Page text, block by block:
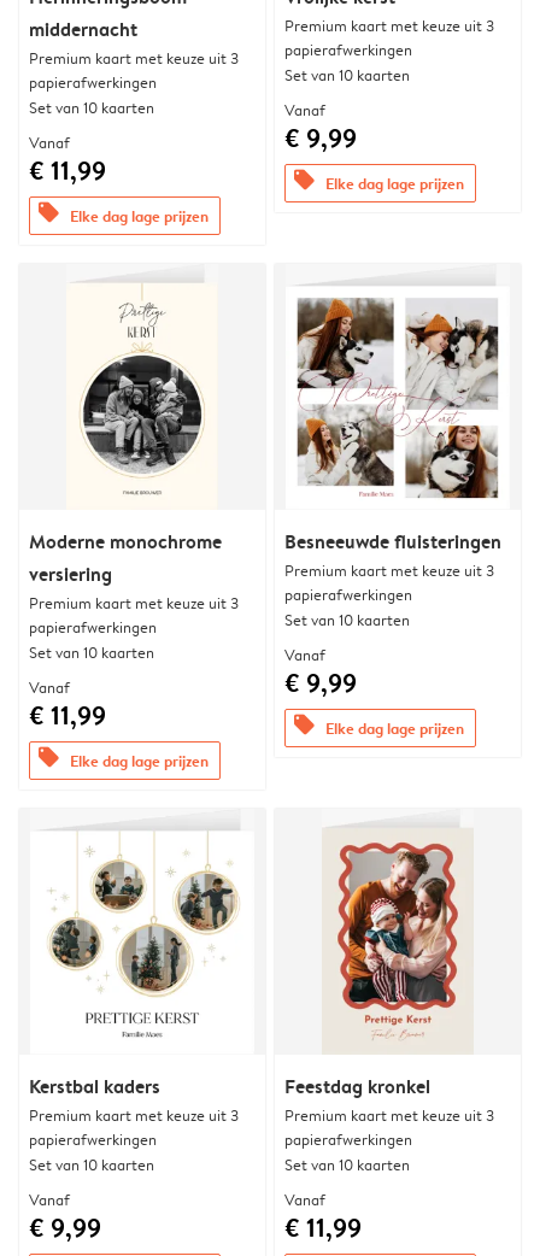
middernacht
Premium kaart met keuze uit 3
papierafwerkingen
Set van 10 kaarten
Vanaf
€ 11,99
offers Elke dag lage prijzen
Premium kaart met keuze uit 3
papierafwerkingen
Set van 10 kaarten
Vanaf
€ 9,99
offers Elke dag lage prijzen
Moderne monochrome
versiering
Premium kaart met keuze uit 3
papierafwerkingen
Set van 10 kaarten
Vanaf
€ 11,99
offers Elke dag lage prijzen
Besneeuwde fluisteringen
Premium kaart met keuze uit 3
papierafwerkingen
Set van 10 kaarten
Vanaf
€ 9,99
offers Elke dag lage prijzen
Kerstbal kaders
Premium kaart met keuze uit 3
papierafwerkingen
Set van 10 kaarten
Vanaf
€ 9,99
Feestdag kronkel
Premium kaart met keuze uit 3
papierafwerkingen
Set van 10 kaarten
Vanaf
€ 11,99